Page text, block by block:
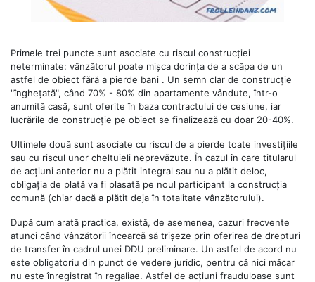
Primele trei puncte sunt asociate cu riscul construcției
neterminate: vânzătorul poate mișca dorința de a scăpa de un
astfel de obiect fără a pierde bani . Un semn clar de construcție
"înghețată", când 70% - 80% din apartamente vândute, într-o
anumită casă, sunt oferite în baza contractului de cesiune, iar
lucrările de construcție pe obiect se finalizează cu doar 20-40%.
Ultimele două sunt asociate cu riscul de a pierde toate investițiile
sau cu riscul unor cheltuieli neprevăzute. În cazul în care titularul
de acțiuni anterior nu a plătit integral sau nu a plătit deloc,
obligația de plată va fi plasată pe noul participant la construcția
comună (chiar dacă a plătit deja în totalitate vânzătorului).
După cum arată practica, există, de asemenea, cazuri frecvente
atunci când vânzătorii încearcă să trișeze prin oferirea de drepturi
de transfer în cadrul unei DDU preliminare. Un astfel de acord nu
este obligatoriu din punct de vedere juridic, pentru că nici măcar
nu este înregistrat în regaliae. Astfel de acțiuni frauduloase sunt